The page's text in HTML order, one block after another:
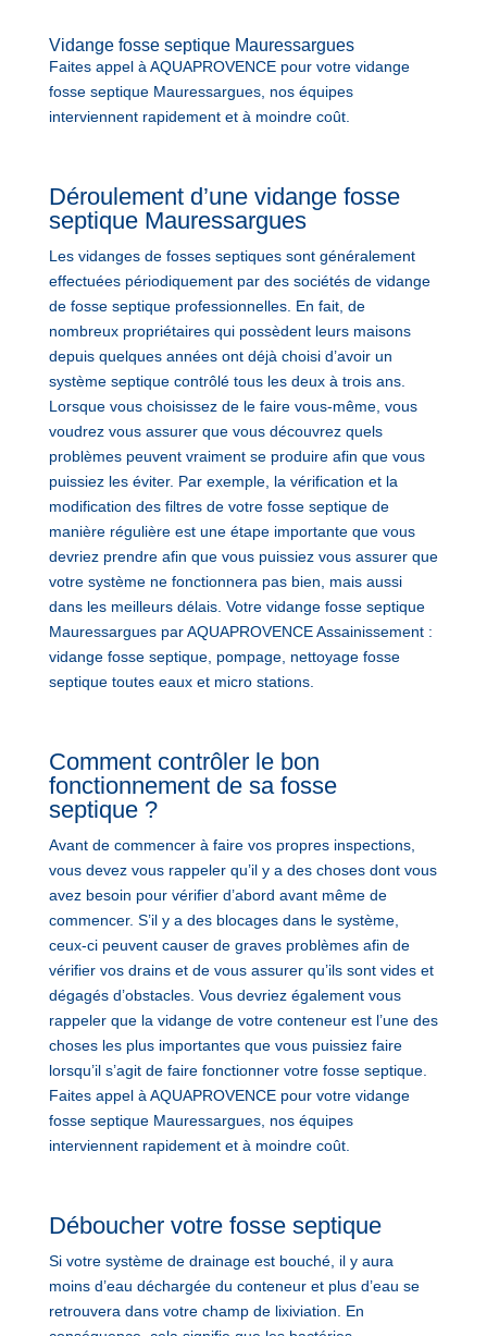
Vidange fosse septique Mauressargues
Faites appel à AQUAPROVENCE pour votre vidange
fosse septique Mauressargues, nos équipes
interviennent rapidement et à moindre coût.
Déroulement d’une vidange fosse
septique Mauressargues
Les vidanges de fosses septiques sont généralement
effectuées périodiquement par des sociétés de vidange
de fosse septique professionnelles. En fait, de
nombreux propriétaires qui possèdent leurs maisons
depuis quelques années ont déjà choisi d’avoir un
système septique contrôlé tous les deux à trois ans.
Lorsque vous choisissez de le faire vous-même, vous
voudrez vous assurer que vous découvrez quels
problèmes peuvent vraiment se produire afin que vous
puissiez les éviter. Par exemple, la vérification et la
modification des filtres de votre fosse septique de
manière régulière est une étape importante que vous
devriez prendre afin que vous puissiez vous assurer que
votre système ne fonctionnera pas bien, mais aussi
dans les meilleurs délais. Votre vidange fosse septique
Mauressargues par AQUAPROVENCE Assainissement :
vidange fosse septique, pompage, nettoyage fosse
septique toutes eaux et micro stations.
Comment contrôler le bon
fonctionnement de sa fosse
septique ?
Avant de commencer à faire vos propres inspections,
vous devez vous rappeler qu’il y a des choses dont vous
avez besoin pour vérifier d’abord avant même de
commencer. S’il y a des blocages dans le système,
ceux-ci peuvent causer de graves problèmes afin de
vérifier vos drains et de vous assurer qu’ils sont vides et
dégagés d’obstacles. Vous devriez également vous
rappeler que la vidange de votre conteneur est l’une des
choses les plus importantes que vous puissiez faire
lorsqu’il s’agit de faire fonctionner votre fosse septique.
Faites appel à AQUAPROVENCE pour votre vidange
fosse septique Mauressargues, nos équipes
interviennent rapidement et à moindre coût.
Déboucher votre fosse septique
Si votre système de drainage est bouché, il y aura
moins d’eau déchargée du conteneur et plus d’eau se
retrouvera dans votre champ de lixiviation. En